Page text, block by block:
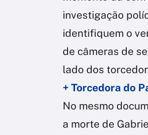
investigação
identifiquem o
de câmeras de
lado dos
+ Torcedora do
No mesmo
a morte de